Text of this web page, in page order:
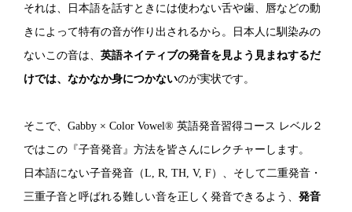
それは、日本語を話すときには使わない舌や歯、唇などの動
きによって特有の音が作り出されるから。日本人に馴染みの
ないこの音は、英語ネイティブの発音を見よう見まねするだ
けでは、なかなか身につかないのが実状です。
そこで、Gabby × Color Vowel® 英語発音習得コース レベル２
ではこの『子音発音』方法を皆さんにレクチャーします。
日本語にない子音発音（L, R, TH, V, F）、そして二重発音・
三重子音と呼ばれる難しい音を正しく発音できるよう、発音